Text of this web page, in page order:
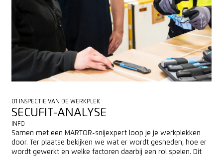
01 INSPECTIE VAN DE WERKPLEK
SECUFIT-ANALYSE
INFO
Samen met een MARTOR-snijexpert loop je je werkplekken
door. Ter plaatse bekijken we wat er wordt gesneden, hoe er
wordt gewerkt en welke factoren daarbij een rol spelen. Dit